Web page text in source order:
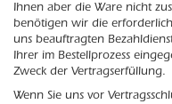
Ihnen aber die Ware nicht
benötigen wir die
uns beauftragten
Ihrer im Bestellprozess
Zweck der Vertragserfüllung.
Wenn Sie uns vor